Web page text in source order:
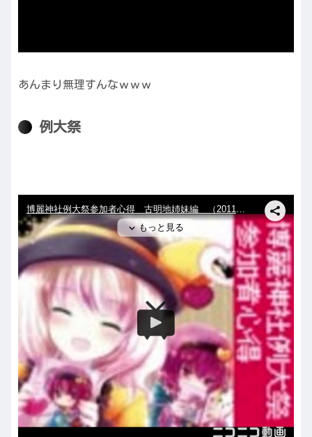
あんまり無理すんなｗｗｗ
例大祭